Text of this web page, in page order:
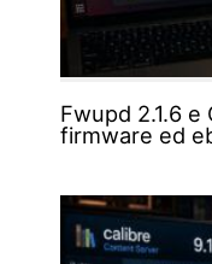
Fwupd 2.1.6 e
firmware ed